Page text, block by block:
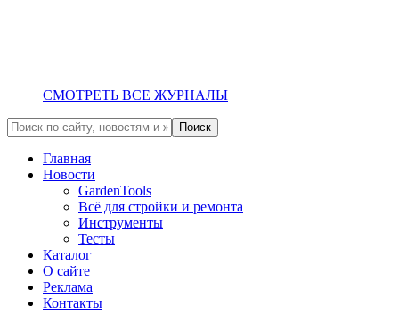
СМОТРЕТЬ ВСЕ ЖУРНАЛЫ
Главная
Новости
GardenTools
Всё для стройки и ремонта
Инструменты
Тесты
Каталог
О сайте
Реклама
Контакты